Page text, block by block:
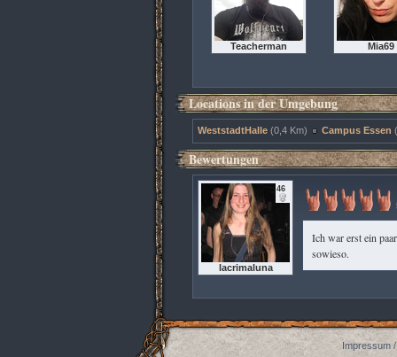
Teacherman Mia69
Locations in der Umgebung
WeststadtHalle (0,4 Km) Campus Essen
Bewertungen
lacrimaluna
46
Ich war erst ein
sowieso.
Impressum